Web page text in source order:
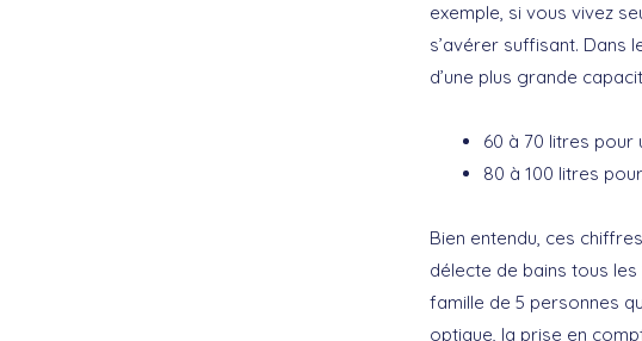
exemple, si vous vivez
s’avérer suffisant. Dans
d’une plus grande
60 à 70 litres pour
80 à 100 litres
Bien entendu, ces
délecte de bains tous
famille de 5 personnes
optique, la prise en